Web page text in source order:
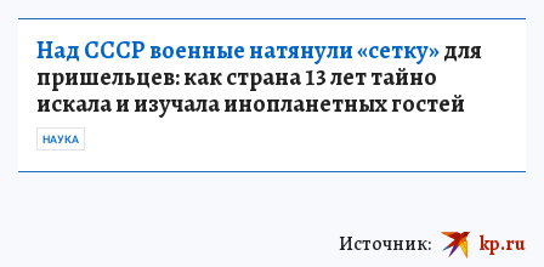
Над СССР военные натянули «сетку»для
пришельцев: как страна 13 лет тайно
искала и изучала инопланетных гостей
НАУКА
Источник: kp.ru